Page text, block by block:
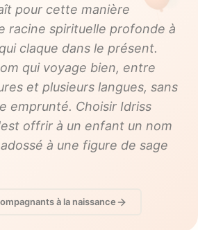
pour cette manière
racine spirituelle profonde à
claque dans le présent.
qui voyage bien, entre
et plusieurs langues, sans
emprunté. Choisir Idriss
offrir à un enfant un nom
à une figure de sage
à la naissance